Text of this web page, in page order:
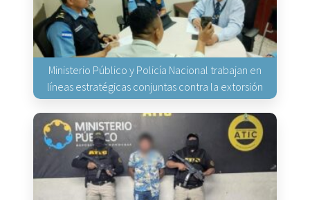
Ministerio Público y Policía Nacional trabajan en
líneas estratégicas conjuntas contra la extorsión